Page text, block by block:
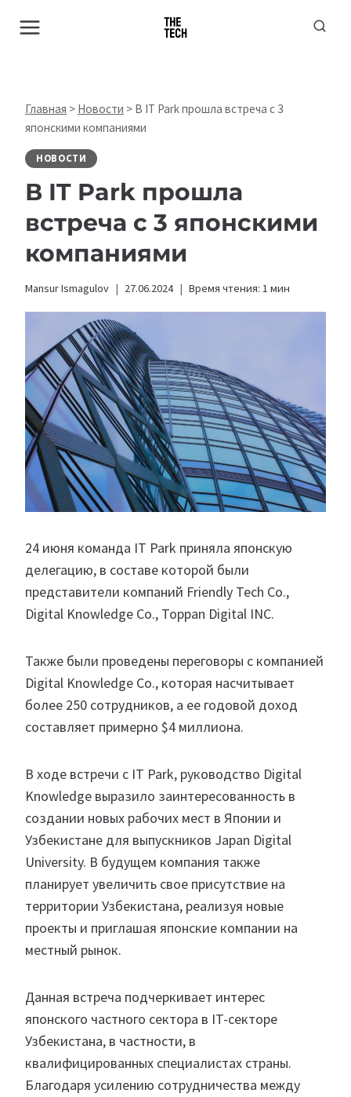
Главная > Новости > В IT Park прошла встреча с 3
японскими компаниями
НОВОСТИ
В IT Park прошла
встреча с 3 японскими
компаниями
Mansur Ismagulov 27.06.2024 Время чтения: 1 мин
24 июня команда IT Park приняла японскую
делегацию, в составе которой были
представители компаний Friendly Tech Co.,
Digital Knowledge Co., Toppan Digital INC.
Также были проведены переговоры с компанией
Digital Knowledge Co., которая насчитывает
более 250 сотрудников, а ее годовой доход
составляет примерно $4 миллиона.
В ходе встречи с IT Park, руководство Digital
Knowledge выразило заинтересованность в
создании новых рабочих мест в Японии и
Узбекистане для выпускников Japan Digital
University. В будущем компания также
планирует увеличить свое присутствие на
территории Узбекистана, реализуя новые
проекты и приглашая японские компании на
местный рынок.
Данная встреча подчеркивает интерес
японского частного сектора в IT-секторе
Узбекистана, в частности, в
квалифицированных специалистах страны.
Благодаря усилению сотрудничества между